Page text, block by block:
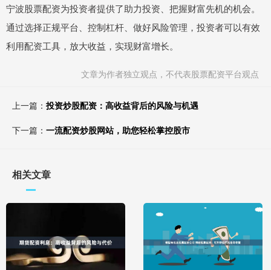
宁波股票配资为投资者提供了助力投资、把握财富先机的机会。
通过选择正规平台、控制杠杆、做好风险管理，投资者可以有效
利用配资工具，放大收益，实现财富增长。
文章为作者独立观点，不代表股票配资平台观点
上一篇： 投资炒股配资：高收益背后的风险与机遇
下一篇： 一流配资炒股网站，助您轻松掌控股市
相关文章